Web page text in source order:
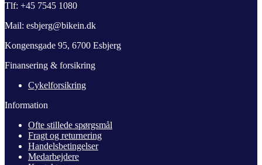
Tlf: +45 7545 1080
Mail: esbjerg@bikein.dk
Kongensgade 95, 6700 Esbjerg
Finansering & forsikring
Cykelforsikring
Information
Ofte stillede spørgsmål
Fragt og returnering
Handelsbetingelser
Medarbejdere